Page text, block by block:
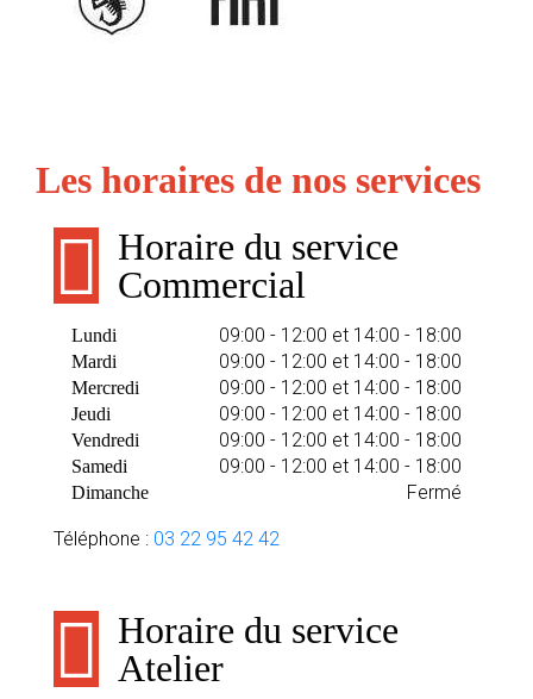
Les horaires de nos services
Horaire du service
Commercial
Lundi 09:00 - 12:00 et 14:00 - 18:00
Mardi 09:00 - 12:00 et 14:00 - 18:00
Mercredi 09:00 - 12:00 et 14:00 - 18:00
Jeudi 09:00 - 12:00 et 14:00 - 18:00
Vendredi 09:00 - 12:00 et 14:00 - 18:00
Samedi 09:00 - 12:00 et 14:00 - 18:00
Dimanche Fermé
Téléphone : 03 22 95 42 42
Horaire du service
Atelier